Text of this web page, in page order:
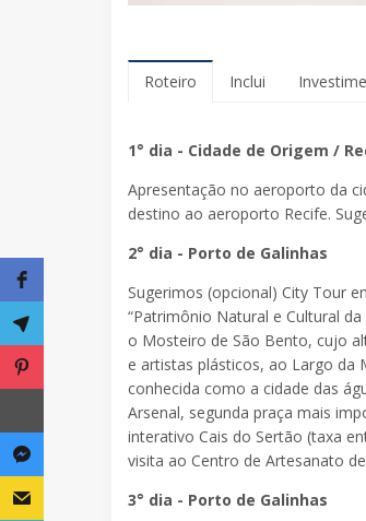
Roteiro Inclui
1° dia - Cidade de Origem /
Apresentação no aeroporto da
destino ao aeroporto Recife.
2° dia - Porto de Galinhas
Sugerimos (opcional) City Tour
“Patrimônio Natural e Cultural
o Mosteiro de São Bento, cujo
e artistas plásticos, ao Largo da
conhecida como a cidade das
Arsenal, segunda praça mais
interativo Cais do Sertão (taxa
visita ao Centro de Artesanato
3° dia - Porto de Galinhas